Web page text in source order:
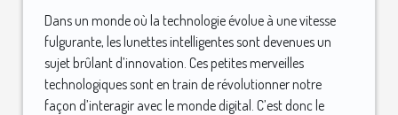
Dans un monde où la technologie évolue à une vitesse
fulgurante, les lunettes intelligentes sont devenues un
sujet brûlant d’innovation. Ces petites merveilles
technologiques sont en train de révolutionner notre
façon d’interagir avec le monde digital. C’est donc le